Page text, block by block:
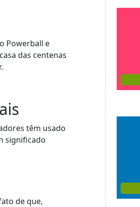
Powerball e
das centenas
têm usado
significado
de que,